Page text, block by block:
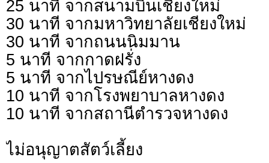
25 นาที จากสนามบินเชียงใหม่
30 นาที จากมหาวิทยาลัยเชียงใหม่
30 นาที จากถนนนิมมาน
5 นาที จากกาดฝรั่ง
5 นาที จากไปรษณีย์หางดง
10 นาที จากโรงพยาบาลหางดง
10 นาที จากสถานีตำรวจหางดง
ไม่อนุญาตสัตว์เลี้ยง